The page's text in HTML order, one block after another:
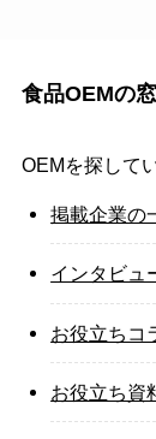
食品OEMの
OEMを探して
掲載企業の
インタビュ
お役立ちコ
お役立ち資